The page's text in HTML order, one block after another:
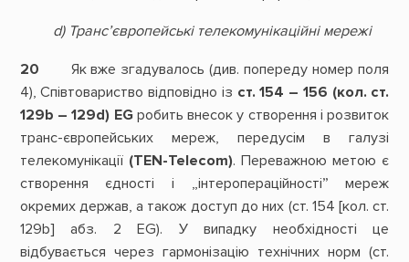
d) Транс’європейські телекомунікаційні мережі
20 Як вже згадувалось (див. попереду номер поля
4), Співтовариство відповідно із ст. 154 – 156 (кол. ст.
129b – 129d) EGробить внесок у створення і розвиток
транс-європейських мереж, передусім в галузі
телекомунікації (TEN-Telecom). Переважною метою є
створення єдності і „інтеропераційності” мереж
окремих держав, а також доступ до них (ст. 154 [кол. ст.
129b] абз. 2 EG). У випадку необхідності це
відбувається через гармонізацію технічних норм (ст.